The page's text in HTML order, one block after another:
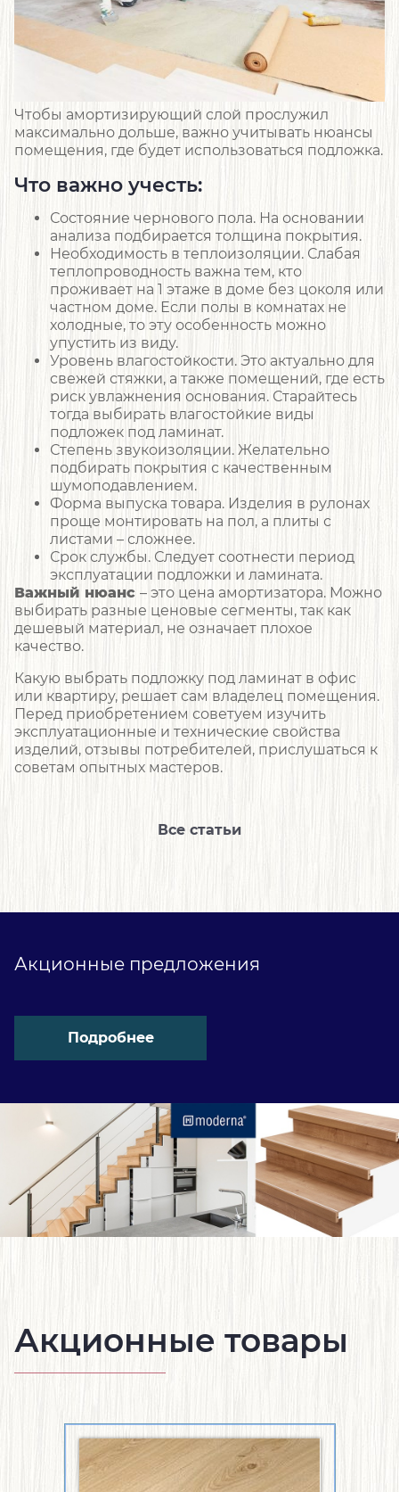
Чтобы амортизирующий слой прослужил
максимально дольше, важно учитывать нюансы
помещения, где будет использоваться подложка.
Что важно учесть:
Состояние чернового пола. На основании
анализа подбирается толщина покрытия.
Необходимость в теплоизоляции. Слабая
теплопроводность важна тем, кто
проживает на 1 этаже в доме без цоколя или
частном доме. Если полы в комнатах не
холодные, то эту особенность можно
упустить из виду.
Уровень влагостойкости. Это актуально для
свежей стяжки, а также помещений, где есть
риск увлажнения основания. Старайтесь
тогда выбирать влагостойкие виды
подложек под ламинат.
Степень звукоизоляции. Желательно
подбирать покрытия с качественным
шумоподавлением.
Форма выпуска товара. Изделия в рулонах
проще монтировать на пол, а плиты с
листами – сложнее.
Срок службы. Следует соотнести период
эксплуатации подложки и ламината.
Важный нюанс – это цена амортизатора. Можно
выбирать разные ценовые сегменты, так как
дешевый материал, не означает плохое
качество.
Какую выбрать подложку под ламинат в офис
или квартиру, решает сам владелец помещения.
Перед приобретением советуем изучить
эксплуатационные и технические свойства
изделий, отзывы потребителей, прислушаться к
советам опытных мастеров.
Все статьи
Акционные предложения
Подробнее
Акционные товары